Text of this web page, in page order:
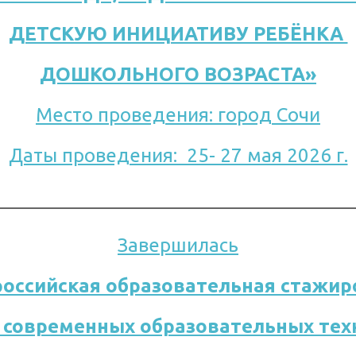
ДЕТСКУЮ ИНИЦИАТИВУ РЕБЁНКА
ДОШКОЛЬНОГО ВОЗРАСТА»
Место проведения: город Сочи
Даты проведения:  25- 27 мая 2026 г.
Завершилась
образовательная
современных образовательных